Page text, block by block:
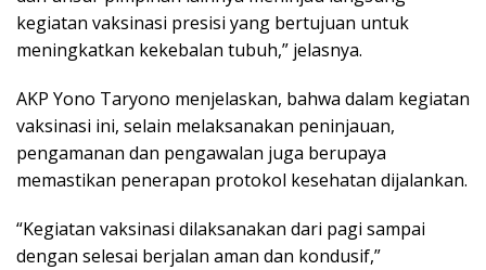
kegiatan vaksinasi presisi yang bertujuan untuk
meningkatkan kekebalan tubuh,” jelasnya.
AKP Yono Taryono menjelaskan, bahwa dalam kegiatan
vaksinasi ini, selain melaksanakan peninjauan,
pengamanan dan pengawalan juga berupaya
memastikan penerapan protokol kesehatan dijalankan.
“Kegiatan vaksinasi dilaksanakan dari pagi sampai
dengan selesai berjalan aman dan kondusif,”